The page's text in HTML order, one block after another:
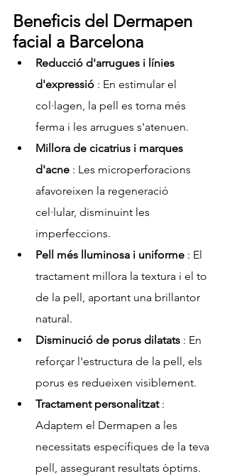
Beneficis del Dermapen
facial a Barcelona
Reducció d'arrugues i línies
d'expressió : En estimular el
col·lagen, la pell es torna més
ferma i les arrugues s'atenuen.
Millora de cicatrius i marques
d'acne : Les microperforacions
afavoreixen la regeneració
cel·lular, disminuint les
imperfeccions.
Pell més lluminosa i uniforme : El
tractament millora la textura i el to
de la pell, aportant una brillantor
natural.
Disminució de porus dilatats : En
reforçar l'estructura de la pell, els
porus es redueixen visiblement.
Tractament personalitzat :
Adaptem el Dermapen a les
necessitats específiques de la teva
pell, assegurant resultats òptims.